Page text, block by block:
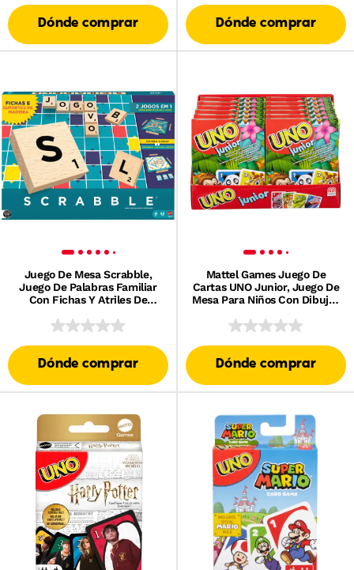
Dónde comprar Dónde comprar
Juego De Mesa Scrabble,
Juego De Palabras Familiar
Con Fichas Y Atriles De
Juego, Edición En Portugués
Dónde comprar
Mattel Games Juego De
Cartas UNO Junior, Juego De
Mesa Para Niños Con Dibujos
Dónde comprar